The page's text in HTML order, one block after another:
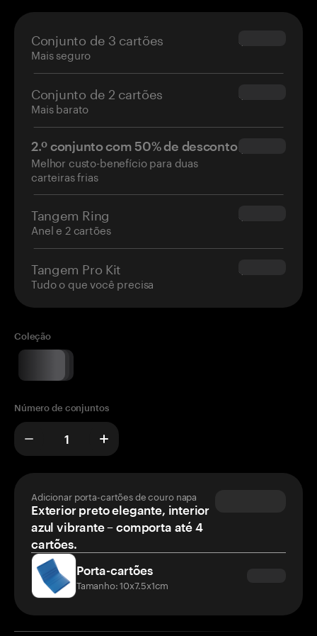
Conjunto de 3 cartões
Mais seguro
$69.90
Conjunto de 2 cartões
Mais barato
$54.90
2.º conjunto com 50% de desconto
Melhor custo-benefício para duas
carteiras frias
$34.95
Tangem Ring
Anel e 2 cartões
$160.00
Tangem Pro Kit
Tudo o que você precisa
$180.00
Coleção
Número de conjuntos
Adicionar porta-cartões de couro napa
Exterior preto elegante, interior
azul vibrante – comporta até 4
cartões.
Porta-cartões
Tamanho: 10x7.5x1cm